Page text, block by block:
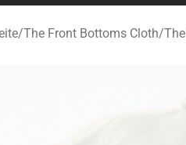
/The Front Bottoms Cloth/